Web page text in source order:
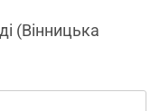
(Вінницька